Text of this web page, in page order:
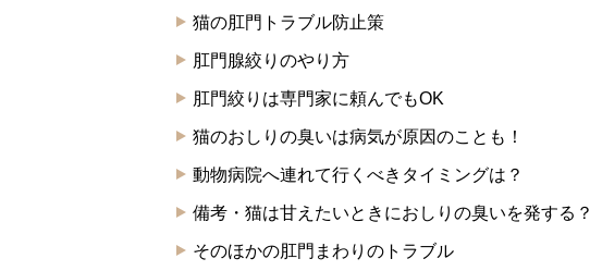
猫の肛門トラブル防止策
肛門腺絞りのやり方
肛門絞りは専門家に頼んでもOK
猫のおしりの臭いは病気が原因のことも！
動物病院へ連れて行くべきタイミングは？
備考・猫は甘えたいときにおしりの臭いを発する？
そのほかの肛門まわりのトラブル